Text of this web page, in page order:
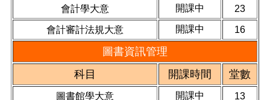
會計學大意 開課中 23
會計審計法規大意 開課中 16
圖書資訊管理
科目
開課時間 堂數
圖書館學大意 開課中 13